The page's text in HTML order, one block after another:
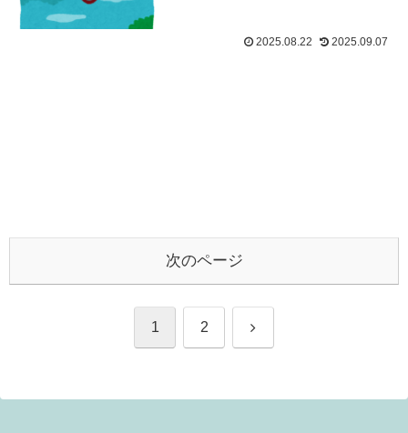
2025.08.22 2025.09.07
次のページ
1 2 次